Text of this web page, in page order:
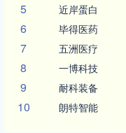
5 近岸蛋白
6 毕得医药
7 五洲医疗
8 一博科技
9 耐科装备
10 朗特智能